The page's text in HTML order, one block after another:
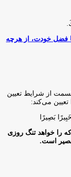
فضل خودت، از هرچه
از شرايط تعيين
مى‌كند:
بَصِيرًا
را خواهد تنگ روزی
بصیر است.